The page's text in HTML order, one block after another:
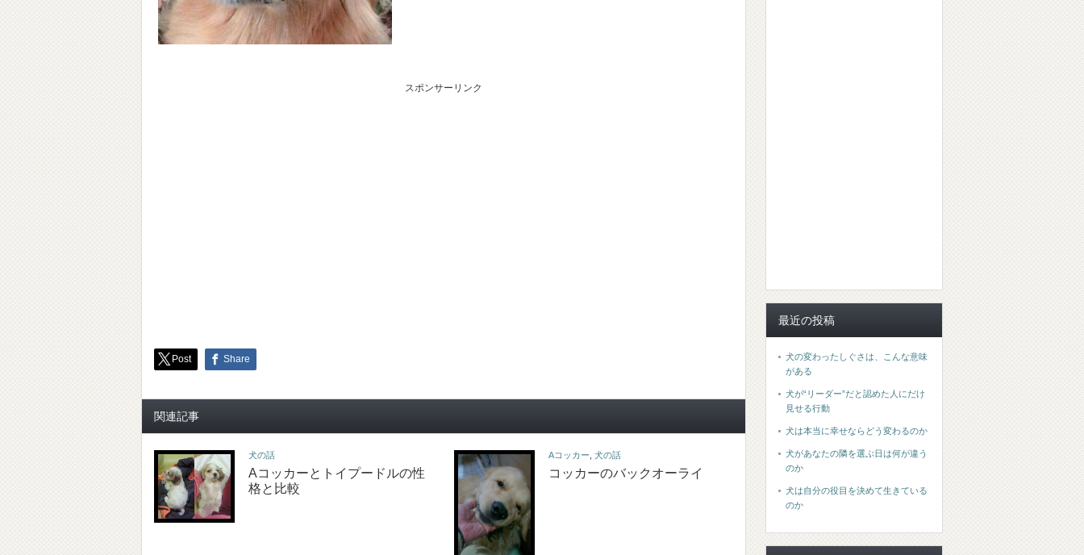
スポンサーリンク
Post Share
関連記事
犬の話
Aコッカーとトイプードルの性
格と比較
Aコッカー 犬の話
コッカーのバックオーライ
最近の投稿
犬の変わったしぐさは、こんな意味
がある
犬が“リーダー”だと認めた人にだけ
見せる行動
犬は本当に幸せならどう変わるのか
犬があなたの隣を選ぶ日は何が違う
のか
犬は自分の役目を決めて生きている
のか